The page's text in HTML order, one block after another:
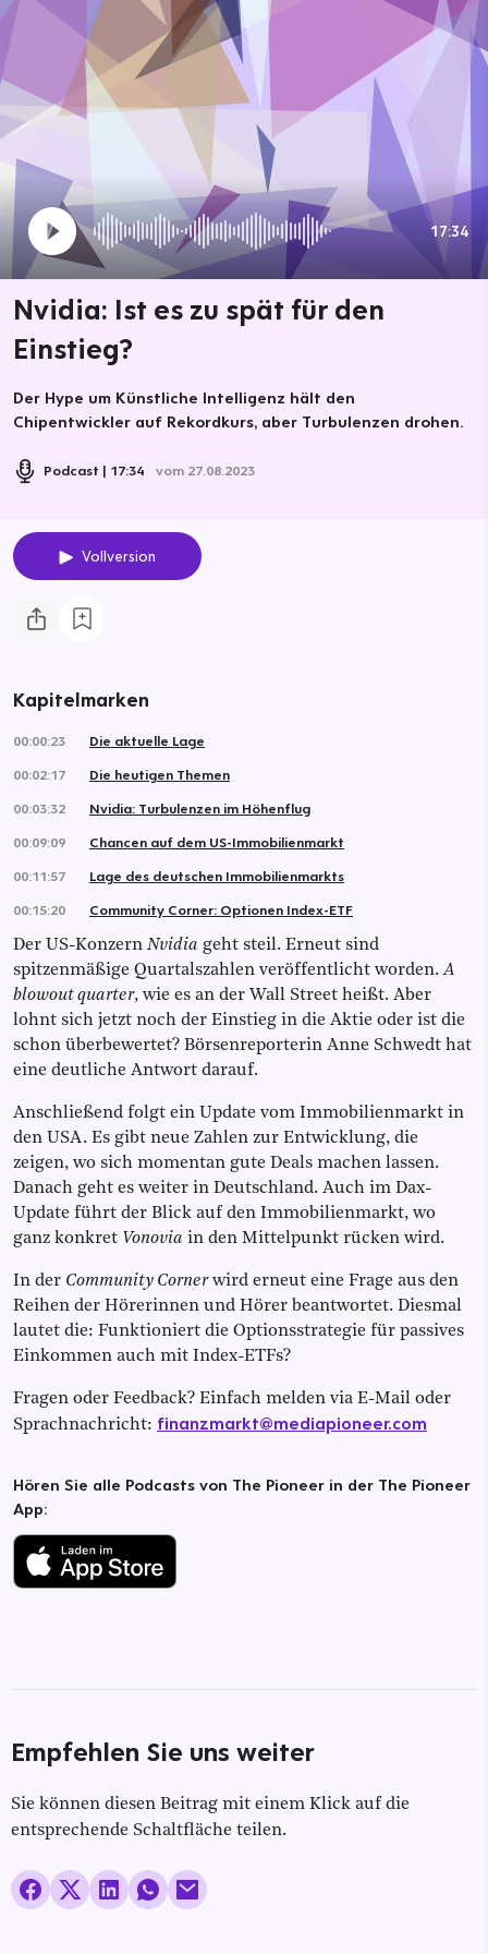
17:34
Nvidia: Ist es zu spät für den
Einstieg?
Der Hype um Künstliche Intelligenz hält den
Chipentwickler auf Rekordkurs, aber Turbulenzen drohen.
Podcast 17:34 vom 27.08.2023
Vollversion
Kapitelmarken
00:00:23
Die aktuelle Lage
00:02:17
Die heutigen Themen
00:03:32
Nvidia: Turbulenzen im Höhenflug
00:09:09
Chancen auf dem US-Immobilienmarkt
00:11:57
Lage des deutschen Immobilienmarkts
00:15:20
Community Corner: Optionen Index-ETF
Der US-Konzern Nvidia geht steil. Erneut sind
spitzenmäßige Quartalszahlen veröffentlicht worden.A
blowout quarter, wie es an der Wall Street heißt. Aber
lohnt sich jetzt noch der Einstieg in die Aktie oder ist die
schon überbewertet? Börsenreporterin Anne Schwedt hat
eine deutliche Antwort darauf.
Anschließend folgt ein Update vom Immobilienmarkt in
den USA. Es gibt neue Zahlen zur Entwicklung, die
zeigen, wo sich momentan gute Deals machen lassen.
Danach geht es weiter in Deutschland. Auch im Dax-
Update führt der Blick auf den Immobilienmarkt, wo
ganz konkret Vonovia in den Mittelpunkt rücken wird.
In der Community Cornerwird erneut eine Frage aus den
Reihen der Hörerinnen und Hörer beantwortet. Diesmal
lautet die: Funktioniert die Optionsstrategie für passives
Einkommen auch mit Index-ETFs?
Fragen oder Feedback? Einfach melden via E-Mail oder
Sprachnachricht: finanzmarkt@mediapioneer.com
Hören Sie alle Podcasts von The Pioneer in der The Pioneer
App:
Empfehlen Sie uns weiter
Sie können diesen Beitrag mit einem Klick auf die
entsprechende Schaltfläche teilen.